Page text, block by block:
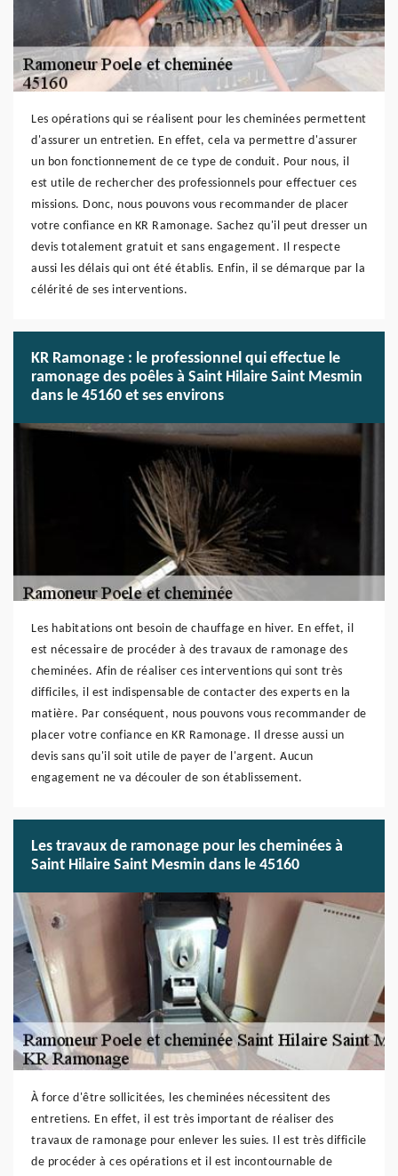
Les opérations qui se réalisent pour les cheminées permettent
d'assurer un entretien. En effet, cela va permettre d'assurer
un bon fonctionnement de ce type de conduit. Pour nous, il
est utile de rechercher des professionnels pour effectuer ces
missions. Donc, nous pouvons vous recommander de placer
votre confiance en KR Ramonage. Sachez qu'il peut dresser un
devis totalement gratuit et sans engagement. Il respecte
aussi les délais qui ont été établis. Enfin, il se démarque par la
célérité de ses interventions.
KR Ramonage : le professionnel qui effectue le
ramonage des poêles à Saint Hilaire Saint Mesmin
dans le 45160 et ses environs
Les habitations ont besoin de chauffage en hiver. En effet, il
est nécessaire de procéder à des travaux de ramonage des
cheminées. Afin de réaliser ces interventions qui sont très
difficiles, il est indispensable de contacter des experts en la
matière. Par conséquent, nous pouvons vous recommander de
placer votre confiance en KR Ramonage. Il dresse aussi un
devis sans qu'il soit utile de payer de l'argent. Aucun
engagement ne va découler de son établissement.
Les travaux de ramonage pour les cheminées à
Saint Hilaire Saint Mesmin dans le 45160
À force d'être sollicitées, les cheminées nécessitent des
entretiens. En effet, il est très important de réaliser des
travaux de ramonage pour enlever les suies. Il est très difficile
de procéder à ces opérations et il est incontournable de